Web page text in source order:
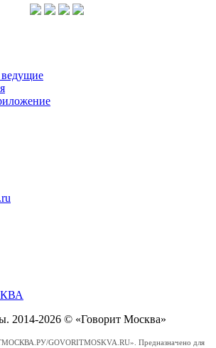
2014-2026 © «Говорит Москва»
GOVORITMOSKVA.RU». Предназначено для